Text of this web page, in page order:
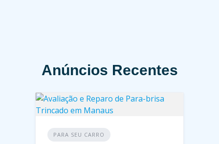
Anúncios Recentes
PARA SEU CARRO